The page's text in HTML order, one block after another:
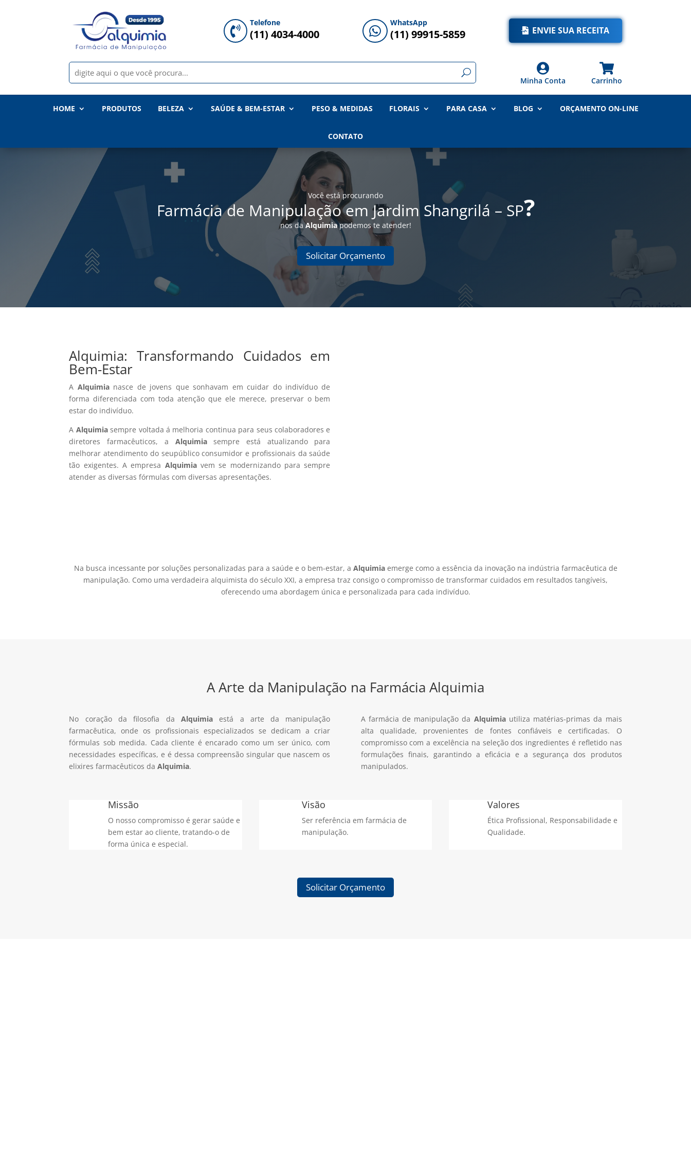

Telefone
(11) 4034-4000 
WhatsApp
(11) 99915-5859 ENVIE SUA RECEITA

Minha Conta

Carrinho
HOME PRODUTOS BELEZA SAÚDE & BEM-ESTAR PESO & MEDIDAS FLORAIS PARA CASA BLOG ORÇAMENTO ON-LINE
CONTATO
Você está procurando
Farmácia de Manipulação em Jardim Shangrilá – SP?
nos daAlquimiapodemos te atender!
Solicitar Orçamento
Alquimia: Transformando Cuidados em
Bem-Estar
A Alquimianasce de jovens que sonhavam em cuidar do indivíduo de
forma diferenciada com toda atenção que ele merece, preservar o bem
estar do indivíduo.
A Alquimiasempre voltada á melhoria continua para seus colaboradores e
diretores farmacêuticos, a Alquimiasempre está atualizando para
melhorar atendimento do seupúblico consumidor e profissionais da saúde
tão exigentes. A empresa Alquimiavem se modernizando para sempre
atender as diversas fórmulas com diversas apresentações.
Na busca incessante por soluções personalizadas para a saúde e o bem-estar, a Alquimiaemerge como a essência da inovação na indústria farmacêutica de
manipulação. Como uma verdadeira alquimista do século XXI, a empresa traz consigo o compromisso de transformar cuidados em resultados tangíveis,
oferecendo uma abordagem única e personalizada para cada indivíduo.
A Arte da Manipulação na Farmácia Alquimia
No coração da filosofia da Alquimiaestá a arte da manipulação
farmacêutica, onde os profissionais especializados se dedicam a criar
fórmulas sob medida. Cada cliente é encarado como um ser único, com
necessidades específicas, e é dessa compreensão singular que nascem os
elixires farmacêuticos daAlquimia.
A farmácia de manipulação da Alquimiautiliza matérias-primas da mais
alta qualidade, provenientes de fontes confiáveis e certificadas. O
compromisso com a excelência na seleção dos ingredientes é refletido nas
formulações finais, garantindo a eficácia e a segurança dos produtos
manipulados.
Missão
O nosso compromisso é gerar saúde e
bem estar ao cliente, tratando-o de
forma única e especial.
Visão
Ser referência em farmácia de
manipulação.
Valores
Ética Profissional, Responsabilidade e
Qualidade.
Solicitar Orçamento